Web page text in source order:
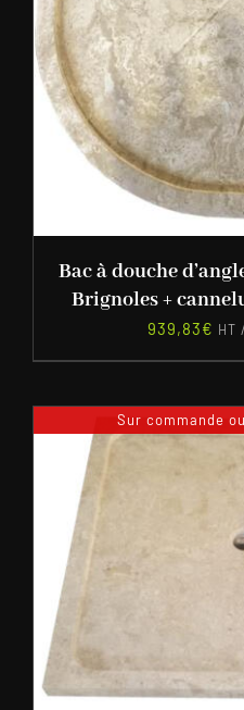
Bac à douche
Brignoles +
939,83€ HT /
Sur commande